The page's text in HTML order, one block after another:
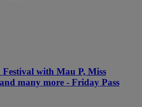
with Mau P, Miss
many more - Friday Pass